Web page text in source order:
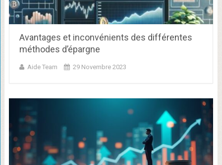
Avantages et inconvénients des différentes
méthodes d’épargne
Aide Team 29 Novembre 2023